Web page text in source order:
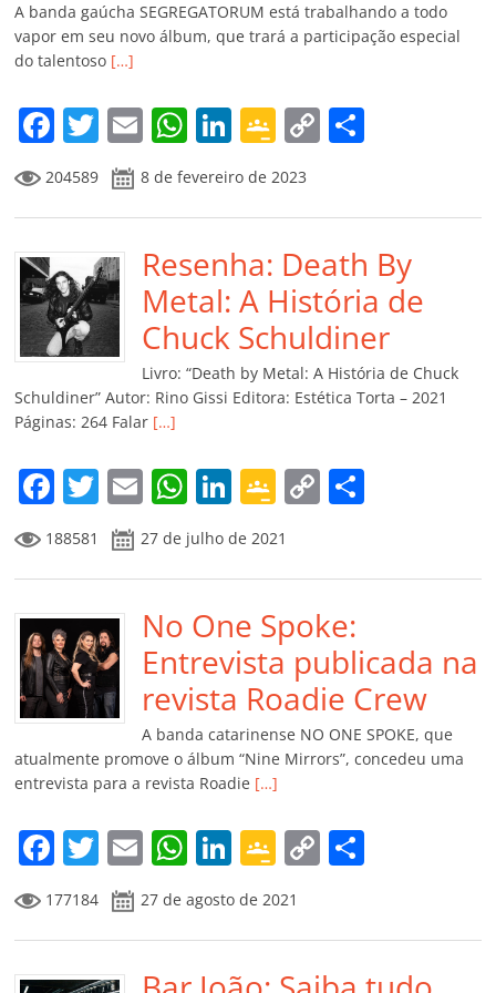
A banda gaúcha SEGREGATORUM está trabalhando a todo
vapor em seu novo álbum, que trará a participação especial
do talentoso […]
F
a
c
e
b
o
o
k
T
w
itt
er
E
m
ai
l
W
at
s
A
p
p
Li
k
e
dI
n
G
o
o
gl
e
Cl
a
ss
ro
m
C
y
Li
n
k
p
ar
til
h
ar
204589 8 de fevereiro de 2023
Resenha: Death By
Metal: A História de
Chuck Schuldiner
Livro: “Death by Metal: A História de Chuck
Schuldiner” Autor: Rino Gissi Editora: Estética Torta – 2021
Páginas: 264 Falar […]
F
a
c
e
b
o
o
k
T
w
itt
er
E
m
ai
l
W
h
at
s
A
p
p
Li
n
k
e
dI
n
G
o
o
gl
e
Cl
a
ss
ro
o
m
C
y
Li
n
k
p
til
h
ar
188581 27 de julho de 2021
No One Spoke:
Entrevista publicada na
revista Roadie Crew
A banda catarinense NO ONE SPOKE, que
atualmente promove o álbum “Nine Mirrors”, concedeu uma
entrevista para a revista Roadie […]
F
a
c
e
T
w
itt
er
E
m
ai
l
W
at
s
Li
n
k
e
G
o
o
gl
C
y p
177184 27 de agosto de 2021